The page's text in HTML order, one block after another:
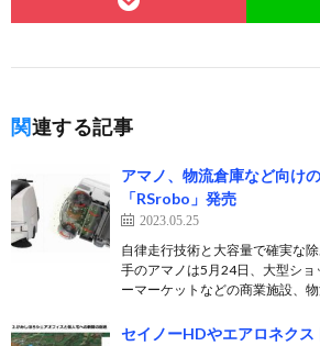
関連する記事
アマノ、物流倉庫など向け
「RSrobo」発売
2023.05.25
自律走行技術と大容量で確実な
手のアマノは5月24日、大型シ
ーマーケットなどの商業施設、
セイノーHDやエアロネク